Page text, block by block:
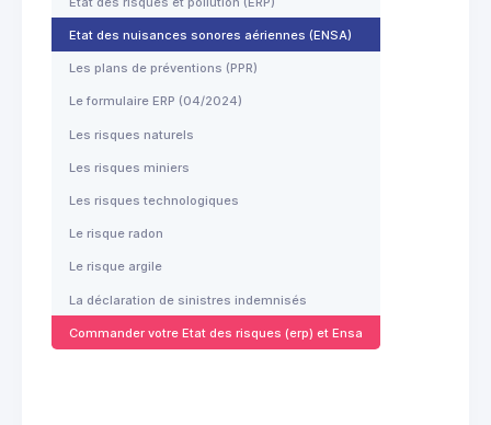
Etat des nuisances sonores aériennes (ENSA)
Les plans de préventions (PPR)
Le formulaire ERP (04/2024)
Les risques naturels
Les risques miniers
Les risques technologiques
Le risque radon
Le risque argile
La déclaration de sinistres indemnisés
Commander votre Etat des risques (erp) et Ensa